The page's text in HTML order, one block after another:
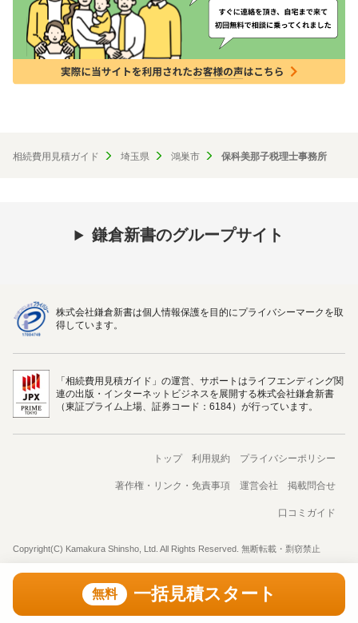
無料 一括見積スタート
相続費用見積ガイド 埼玉県 鴻巣市 保科美那子税理士事務所
鎌倉新書のグループサイト
株式会社鎌倉新書は個人情報保護を目的にプライバシーマークを取
得しています。
「相続費用見積ガイド」の運営、サポートはライフエンディング関
連の出版・インターネットビジネスを展開する株式会社鎌倉新書
（東証プライム上場、証券コード：6184）が行っています。
トップ 利用規約 プライバシーポリシー
著作権・リンク・免責事項 運営会社 掲載問合せ
口コミガイド
Copyright(C) Kamakura Shinsho, Ltd. All Rights Reserved. 無断転載・剽窃禁止